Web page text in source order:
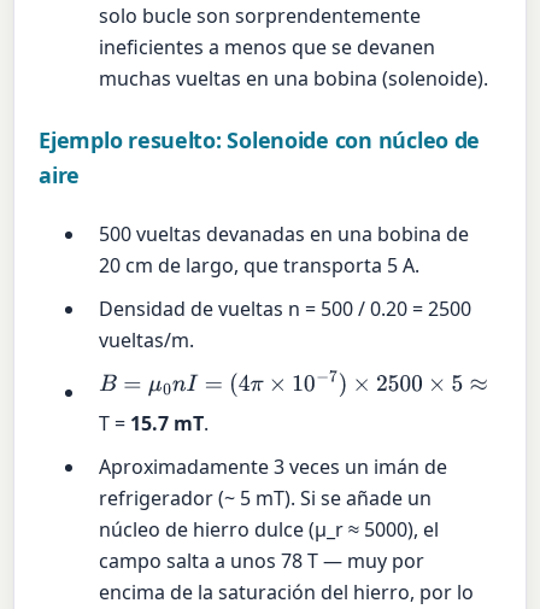
solo bucle son sorprendentemente
ineficientes a menos que se devanen
muchas vueltas en una bobina (solenoide).
Ejemplo resuelto: Solenoide con núcleo de
aire
500 vueltas devanadas en una bobina de
20 cm de largo, que transporta 5 A.
Densidad de vueltas n = 500 / 0.20 = 2500
vueltas/m.
B= μ0 nI=(4π ×10−7) ×2500×5 ≈ 1.57×10−2
T = 15.7 mT.
Aproximadamente 3 veces un imán de
refrigerador (~ 5 mT). Si se añade un
núcleo de hierro dulce (µ_r ≈ 5000), el
campo salta a unos 78 T — muy por
encima de la saturación del hierro, por lo